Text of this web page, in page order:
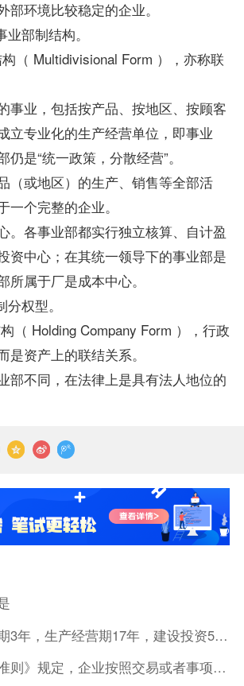
部环境比较稳定的企业。
部制结构。
Multidivisional Form ），亦称联
业，包括按产品、按地区、按顾客
立专业化的生产经营单位，即事业
仍是“统一政策 ，分散经营”。
或地区）的生产、销售等全部活
个完整的企业。
各事业部都实行独立核算、自计盈
资中心；在其统一领导下的事业部是
所属于厂是成本中心。
权型。
Holding Company Form ），行政
是资产上的联结关系。
不同，在法律上是具有法人地位的
某建设项目建设期3年，生产经营期17年，建设投资5500万元
我国《企业会计准则》规定，企业按照交易或者事项的经济特征确定